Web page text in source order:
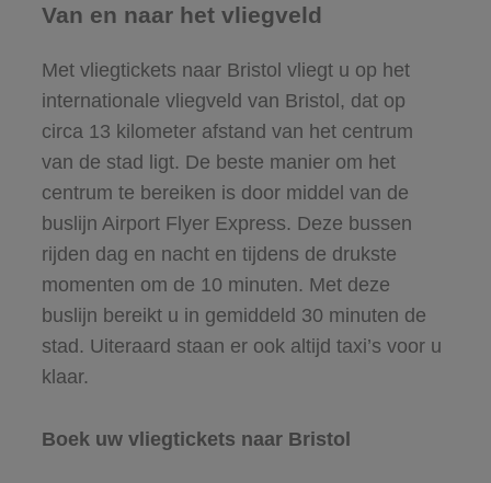
Van en naar het vliegveld
Met vliegtickets naar Bristol vliegt u op het
internationale vliegveld van Bristol, dat op
circa 13 kilometer afstand van het centrum
van de stad ligt. De beste manier om het
centrum te bereiken is door middel van de
buslijn Airport Flyer Express. Deze bussen
rijden dag en nacht en tijdens de drukste
momenten om de 10 minuten. Met deze
buslijn bereikt u in gemiddeld 30 minuten de
stad. Uiteraard staan er ook altijd taxi’s voor u
klaar.
Boek uw vliegtickets naar Bristol